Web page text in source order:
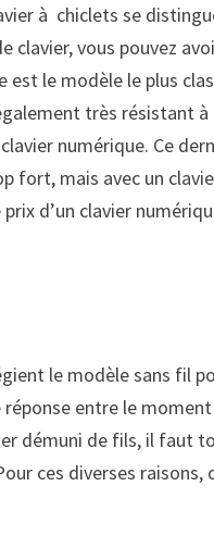
à chiclets se
clavier, vous pouvez
le modèle le plus
très résistant
numérique. Ce
fort, mais avec un
d’un clavier
le modèle sans fil
entre le
démuni de fils, il faut
ces diverses